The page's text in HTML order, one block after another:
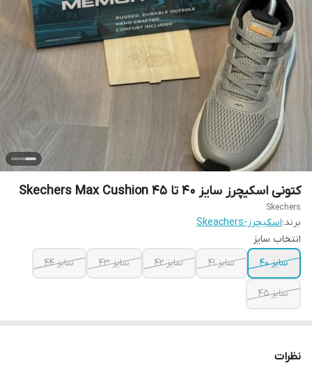
کتونی اسکیچرز سایز ۴۰ تا ۴۵ Skechers Max Cushion
Skechers
برند:اسکیچرز-Skeachers
انتخاب سایز
سایز ۴۰
سایز ۴۱ سایز ۴۲ سایز ۴۳ سایز ۴۴
سایز ۴۵
نظرات